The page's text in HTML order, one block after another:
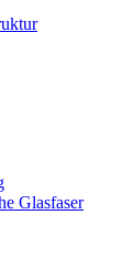
Glasfaser